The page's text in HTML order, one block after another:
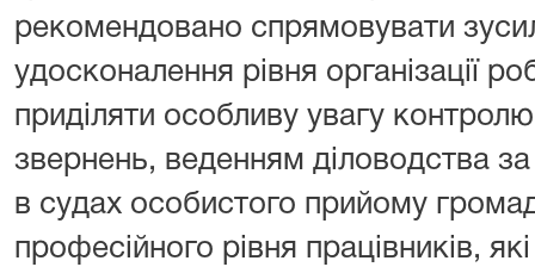
рекомендовано спрямовувати
удосконалення рівня організації
приділяти особливу увагу
звернень, веденням діловодства
в судах особистого прийому
професійного рівня працівників,